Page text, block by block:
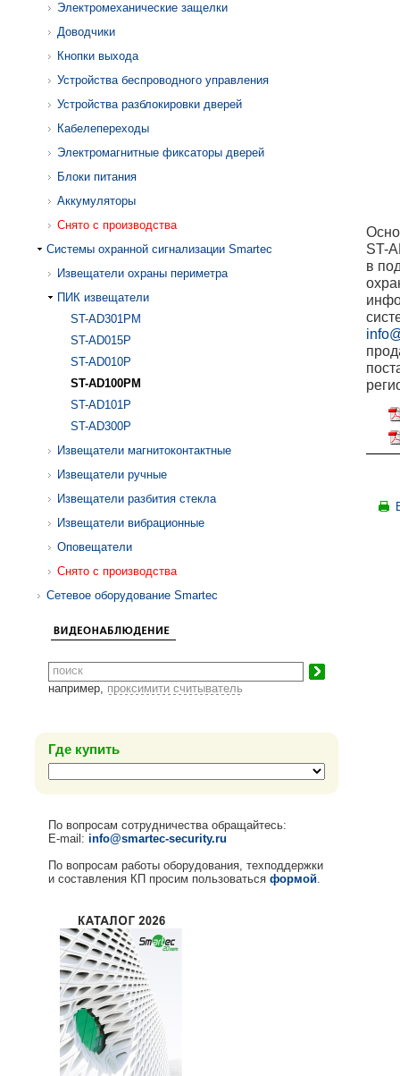
Электромеханические защелки
Доводчики
Кнопки выхода
Устройства беспроводного управления
Устройства разблокировки дверей
Кабелепереходы
Электромагнитные фиксаторы дверей
Блоки питания
Аккумуляторы
Снято с производства
Системы охранной сигнализации Smartec
Извещатели охраны периметра
ПИК извещатели
ST-AD301PM
ST-AD015P
ST-AD010P
ST-AD100PM
ST-AD101P
ST-AD300P
Извещатели магнитоконтактные
Извещатели ручные
Извещатели разбития стекла
Извещатели вибрационные
Оповещатели
Снято с производства
Сетевое оборудование Smartec
например, проксимити считыватель
Где купить
По вопросам сотрудничества обращайтесь:
E-mail: info@smartec-security.ru
По вопросам работы оборудования, техподдержки
и составления КП просим пользоваться формой
ST-
в